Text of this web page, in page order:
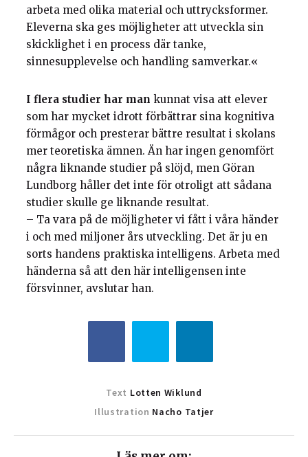
arbeta med olika material och uttrycksformer.
Eleverna ska ges möjligheter att utveckla sin
skicklighet i en process där tanke,
sinnesupplevelse och handling samverkar.«
I flera studier har man kunnat visa att elever
som har mycket idrott förbättrar sina kognitiva
förmågor och presterar bättre resultat i skolans
mer teoretiska ämnen. Än har ingen genomfört
några liknande studier på slöjd, men Göran
Lundborg håller det inte för otroligt att sådana
studier skulle ge liknande resultat.
– Ta vara på de möjligheter vi fått i våra händer
i och med miljoner års utveckling. Det är ju en
sorts handens praktiska intelligens. Arbeta med
händerna så att den här intelligensen inte
försvinner, avslutar han.­
Text Lotten Wiklund
Illustration Nacho Tatjer